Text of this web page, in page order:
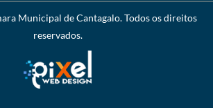
Municipal de Cantagalo. Todos os direitos
reservados.